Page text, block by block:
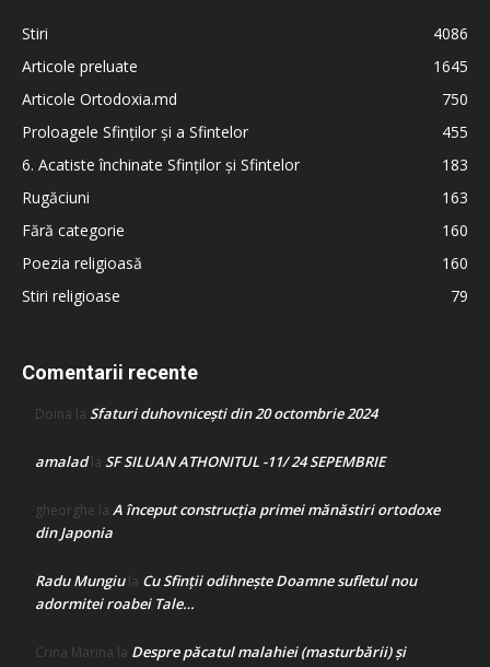
Stiri
4086
Articole preluate
1645
Articole Ortodoxia.md
750
Proloagele Sfinților și a Sfintelor
455
6. Acatiste închinate Sfinților și Sfintelor
183
Rugăciuni
163
Fără categorie
160
Poezia religioasă
160
Stiri religioase
79
Comentarii recente
Doina la Sfaturi duhovnicești din 20 octombrie 2024
amaladla SF SILUAN ATHONITUL -11/ 24 SEPEMBRIE
gheorghe la A început construcţia primei mănăstiri ortodoxe
din Japonia
Radu Mungiula Cu Sfinții odihnește Doamne sufletul nou
adormitei roabei Tale…
Crina Marina la Despre păcatul malahiei (masturbării) şi